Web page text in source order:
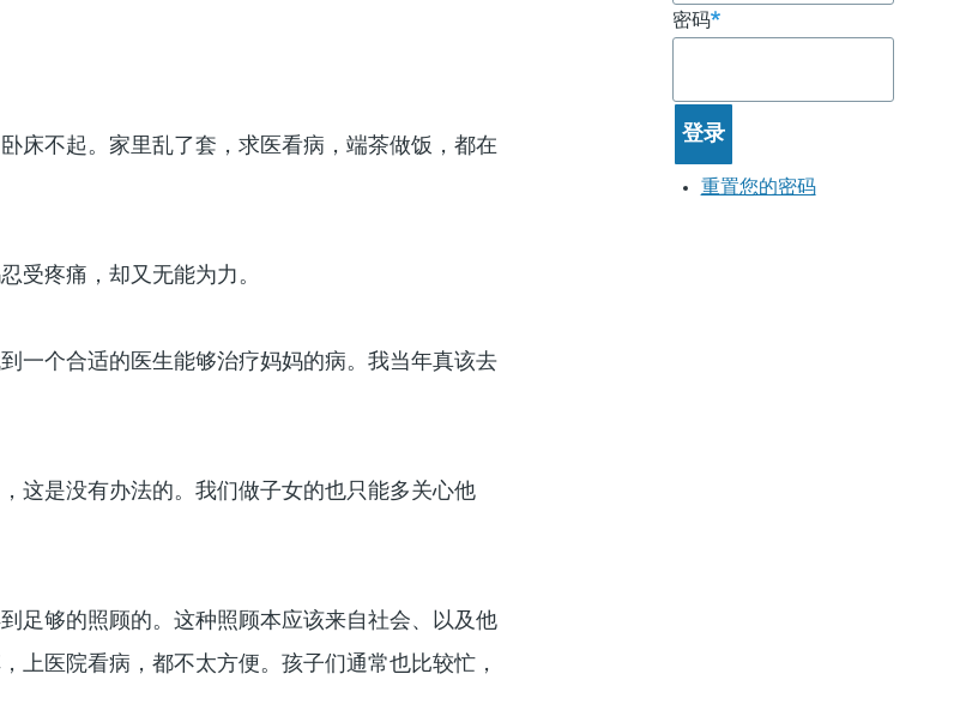
床不起。家里乱了套，求医看病，端茶做饭，都在
受疼痛，却又无能为力。
一个合适的医生能够治疗妈妈的病。我当年真该去
这是没有办法的。我们做子女的也只能多关心他
足够的照顾的。这种照顾本应该来自社会、以及他
上医院看病，都不太方便。孩子们通常也比较忙，
密码
重置您的密码